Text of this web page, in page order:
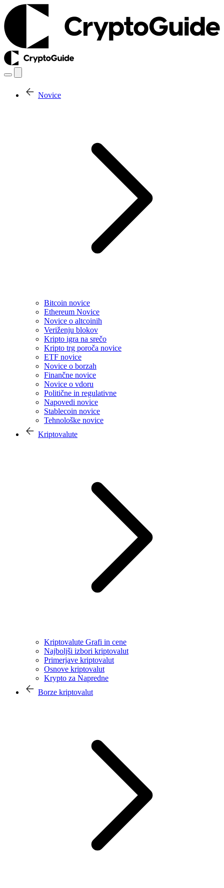
Novice
Bitcoin novice
Ethereum Novice
Novice o altcoinih
Veriženju blokov
Kripto igra na srečo
Kripto trg poroča novice
ETF novice
Novice o borzah
Finančne novice
Novice o vdoru
Politične in regulativne
Napovedi novice
Stablecoin novice
Tehnološke novice
Kriptovalute
Kriptovalute Grafi in cene
Najboljši izbori kriptovalut
Primerjave kriptovalut
Osnove kriptovalut
Krypto za Napredne
Borze kriptovalut